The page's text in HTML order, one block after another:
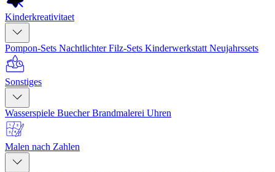
Kinderkreativitaet
Pompon-Sets NachtlichterFilz-Sets Kinderwerkstatt Neujahrssets
Sonstiges
Wasserspiele BuecherBrandmalerei Uhren
Malen nach Zahlen